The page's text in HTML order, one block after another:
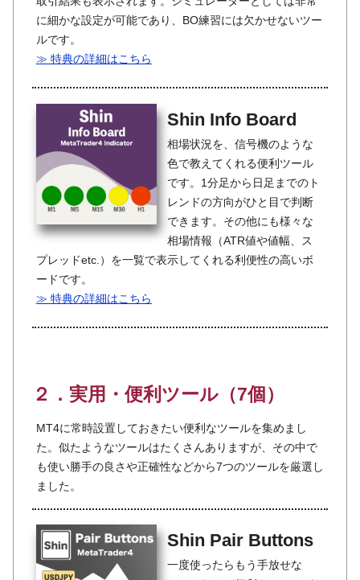
に細かな設定が可能であり、BO練習には欠かせないツー
ルです。
≫ 特典の詳細はこちら
Shin Info Board
相場状況を、信号機のような
色で教えてくれる便利ツール
です。1分足から日足までのト
レンドの方向がひと目で判断
できます。その他にも様々な
相場情報（ATR値や値幅、ス
プレッドetc.）を一覧で表示してくれる利便性の高いボ
ードです。
≫ 特典の詳細はこちら
２．実用・便利ツール（7個）
MT4に常時設置しておきたい便利なツールを集めまし
た。似たようなツールはたくさんありますが、その中で
も使い勝手の良さや正確性などから7つのツールを厳選し
ました。
Shin Pair Buttons
一度使ったらもう手放せな